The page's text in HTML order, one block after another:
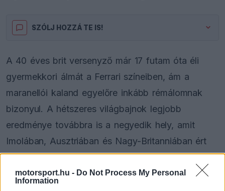
motorsport.hu - Do Not Process My Personal
Information
SZÓLJ HOZZÁ TE IS!
A 40 éves brit versenyző már 17 futam óta éli
gyermekkori álmát a Ferrari színeiben, ám a
maranellói kaland egyelőre inkább rémálomnak
bizonyul. A hétszeres világbajnok legjobb
eredménye továbbra is a negyedik hely, amit
Imolában, Ausztriában és Nagy-Britanniában ért
el.
Hamilton az elmúlt öt versenyen egyszer sem